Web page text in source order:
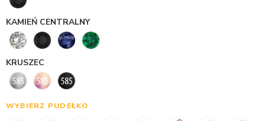
KAMIEŃ CENTRALNY
KRUSZEC
WYBIERZ PUDEŁKO